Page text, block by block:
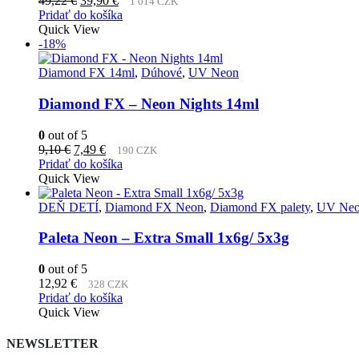
cena
bola:
cena
Pridať do košíka
Quick View
-18%
Diamond FX 14ml, Dúhové, UV Neon
Diamond FX – Neon Nights 14ml
0 out of 5
9,10€ Pôvodná
cena
bola:
9,10 €.
7,49 €Aktuálna
cena
7,49 €.
190 CZK
Pridať do košíka
Quick View
DEŇ DETÍ, Diamond FX Neon, Diamond FX palety, UV
Paleta Neon – Extra Small 1x6g/ 5x3g
0 out of 5
12,92 € 328 CZK
Pridať do košíka
Quick View
NEWSLETTER